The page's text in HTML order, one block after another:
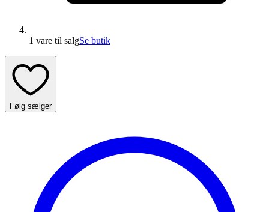
1 vare til salgSe butik
Følg sælger